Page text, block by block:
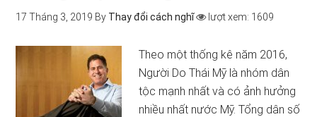
17 Tháng 3, 2019 By Thay đổi cách nghĩ lượt xem: 1609
Theo một thống kê năm 2016,
Người Do Thái Mỹ là nhóm dân
tộc mạnh nhất và có ảnh hưởng
nhiều nhất nước Mỹ. Tổng dân số